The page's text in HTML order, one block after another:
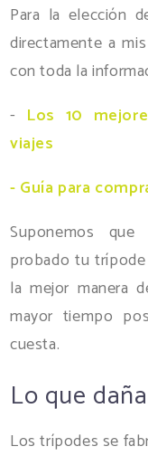
Para la elección
directamente a
con toda la
- Los 10
viajes
- Guía para
Suponemos
probado tu
la mejor manera
mayor tiempo
cuesta.
Lo que
Los trípodes se